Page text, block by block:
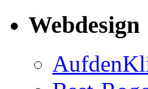
Webdesign